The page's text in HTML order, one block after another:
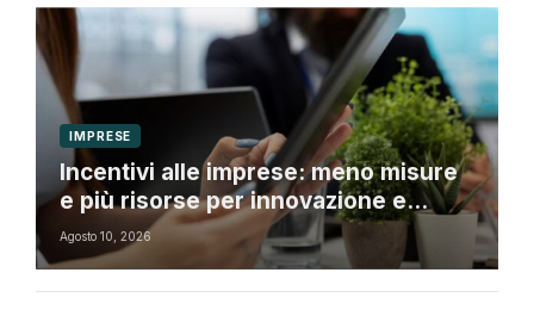
IMPRESE
Incentivi alle imprese: meno misure
e più risorse per innovazione e
transizione digitale
Agosto 10, 2026